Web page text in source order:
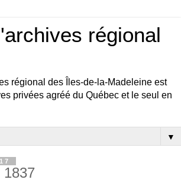
régional
régional des Îles-de-la-Madeleine est
privées agréé du Québec et le seul en
▼
1837